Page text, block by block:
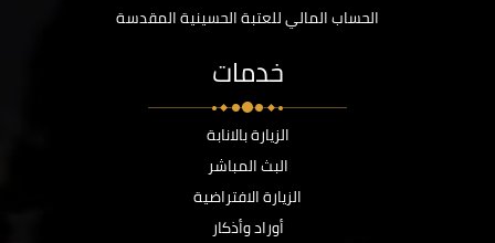
الحساب المالي للعتبة الحسينية المقدسة
خدمات
الزيارة بالانابة
البث المباشر
الزيارة الافتراضية
أوراد وأذكار